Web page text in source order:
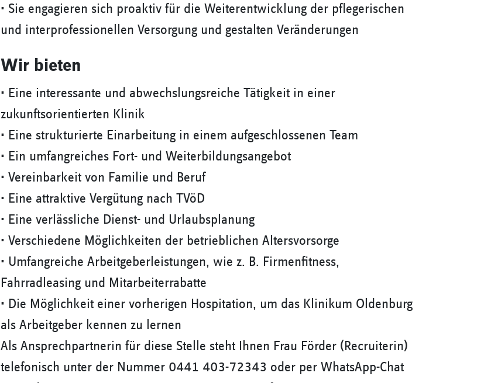
• Sie engagieren sich proaktiv für die Weiterentwicklung der pflegerischen
und interprofessionellen Versorgung und gestalten Veränderungen
Wir bieten
• Eine interessante und abwechslungsreiche Tätigkeit in einer
zukunftsorientierten Klinik
• Eine strukturierte Einarbeitung in einem aufgeschlossenen Team
• Ein umfangreiches Fort- und Weiterbildungsangebot
• Vereinbarkeit von Familie und Beruf
• Eine attraktive Vergütung nach TVöD
• Eine verlässliche Dienst- und Urlaubsplanung
• Verschiedene Möglichkeiten der betrieblichen Altersvorsorge
• Umfangreiche Arbeitgeberleistungen, wie z. B. Firmenfitness,
Fahrradleasing und Mitarbeiterrabatte
• Die Möglichkeit einer vorherigen Hospitation, um das Klinikum Oldenburg
als Arbeitgeber kennen zu lernen
Als Ansprechpartnerin für diese Stelle steht Ihnen Frau Förder (Recruiterin)
telefonisch unter der Nummer 0441 403-72343 oder per WhatsApp-Chat